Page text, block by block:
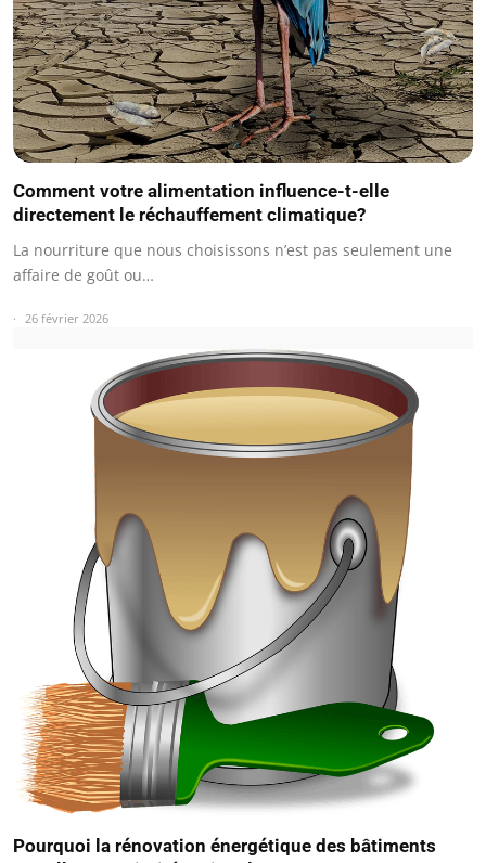
Comment votre alimentation influence-t-elle
directement le réchauffement climatique?
La nourriture que nous choisissons n’est pas seulement une
affaire de goût ou…
26 février 2026
Pourquoi la rénovation énergétique des bâtiments